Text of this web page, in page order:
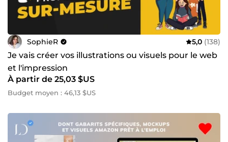
SophieR 5,0 (138)
Je vais créer vos illustrations ou visuels pour le web
et l'impression
À partir de 25,03 $US
Budget moyen : 46,13 $US